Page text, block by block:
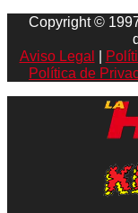
Copyright ©
Aviso Legal
Política de